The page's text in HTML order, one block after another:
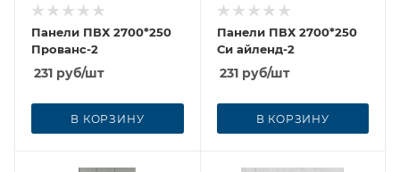
Панели ПВХ 2700*250
Прованс-2
231 руб/шт
В КОРЗИНУ
Панели ПВХ 2700*250
Си айленд-2
231руб/шт
В КОРЗИНУ